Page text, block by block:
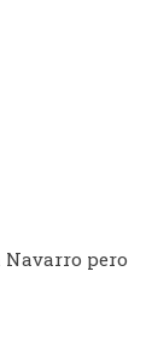
pero